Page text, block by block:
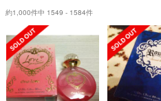
約1,000件中 1549 - 1584件